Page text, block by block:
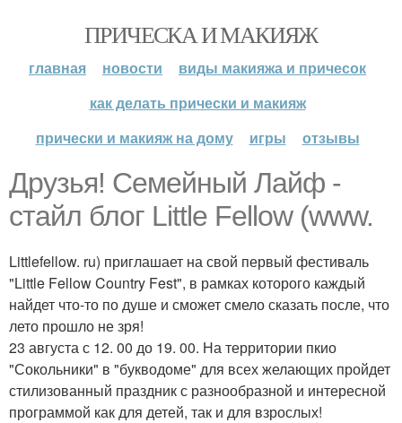
ПРИЧЕСКА И МАКИЯЖ
главная новости
виды макияжа и причесок
как делать прически и макияж
прически и макияж на дому
игры отзывы
Друзья! Семейный Лайф -
стайл блог Little Fellow (www.
Littlefellow. ru) приглашает на свой первый фестиваль
"Little Fellow Country Fest", в рамках которого каждый
найдет что-то по душе и сможет смело сказать после, что
лето прошло не зря!
23 августа с 12. 00 до 19. 00. На территории пкио
"Сокольники" в "букводоме" для всех желающих пройдет
стилизованный праздник с разнообразной и интересной
программой как для детей, так и для взрослых!